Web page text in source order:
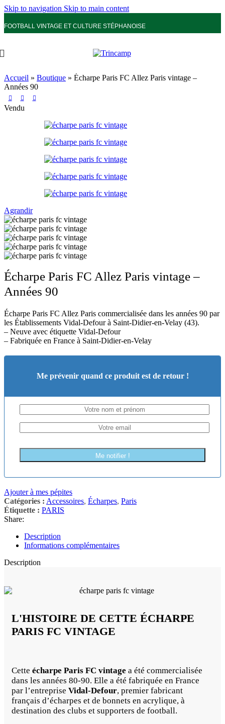
Skip to navigation Skip to main content
FOOTBALL VINTAGE ET CULTURE STÉPHANOISE
Accueil » Boutique » Écharpe Paris FC Allez Paris vintage –
Années 90
Vendu
Agrandir
Écharpe Paris FC Allez Paris vintage –
Années 90
Écharpe Paris FC Allez Paris commercialisée dans les années 90 par
les Établissements Vidal-Defour à Saint-Didier-en-Velay (43).
– Neuve avec étiquette Vidal-Defour
– Fabriquée en France à Saint-Didier-en-Velay
Me prévenir quand ce produit est de retour !
Me notifier !
Ajouter à mes pépites
Catégories : Accessoires, Écharpes, Paris
Étiquette : PARIS
Share:
Description
Informations complémentaires
Description
L'HISTOIRE DE CETTE ÉCHARPE
PARIS FC VINTAGE
Cette écharpe Paris FC vintage a été commercialisée
dans les années 80-90. Elle a été fabriquée en France
par l’entreprise Vidal-Defour, premier fabricant
français d’écharpes et de bonnets en acrylique, à
destination des clubs et supporters de football.